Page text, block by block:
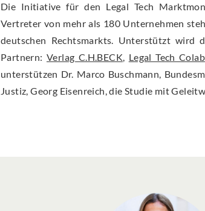
Die Initiative für den Legal Tech
Vertreter von mehr als 180 Unternehmen
deutschen Rechtsmarkts. Unterstützt wird
Partnern: Verlag C.H.BECK, Legal Tech Colab
unterstützen Dr. Marco Buschmann,
Justiz, Georg Eisenreich, die Studie mit